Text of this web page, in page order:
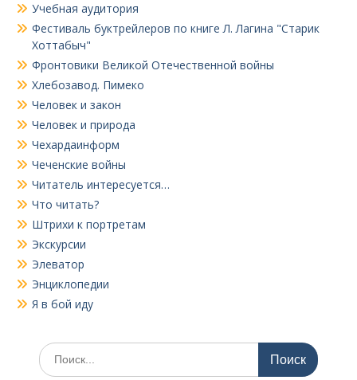
Учебная аудитория
Фестиваль буктрейлеров по книге Л. Лагина "Старик
Хоттабыч"
Фронтовики Великой Отечественной войны
Хлебозавод. Пимеко
Человек и закон
Человек и природа
Чехардаинформ
Чеченские войны
Читатель интересуется…
Что читать?
Штрихи к портретам
Экскурсии
Элеватор
Энциклопедии
Я в бой иду
Поиск
по: